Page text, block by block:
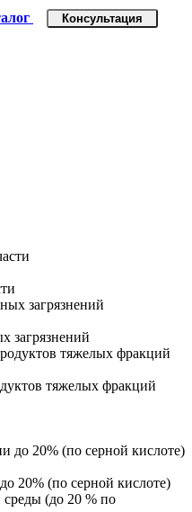
Консультация
загрязнений
тяжелых фракций
20% (по серной кислоте)